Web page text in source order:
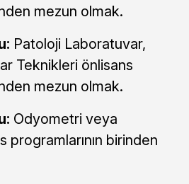
mezun olmak.
Patoloji Laboratuvar,
Teknikleri önlisans
mezun olmak.
Odyometri veya
programlarının birinden